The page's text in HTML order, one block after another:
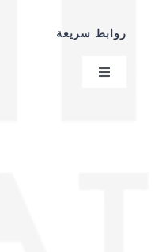
روابط سريعة
Toggle